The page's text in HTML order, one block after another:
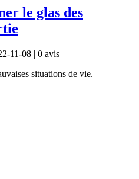
le glas des
11-08 | 0 avis
situations de vie.